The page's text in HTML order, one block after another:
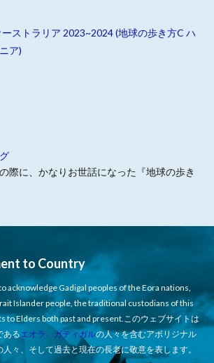
ストラリア 2023~2024 (地球の歩き方C ハ
ア)
際に、かなりお世話になった『地球の歩き
to Country
acknowledge Gadigal peoples of the Eora nations,
Islander people, the traditional custodians of this
to Elders both past and present.このウェブサイトは
あるエオラ、ガディガルの人々を含むアボリジナル
々、そして過去と現在の長老に敬意を表します。